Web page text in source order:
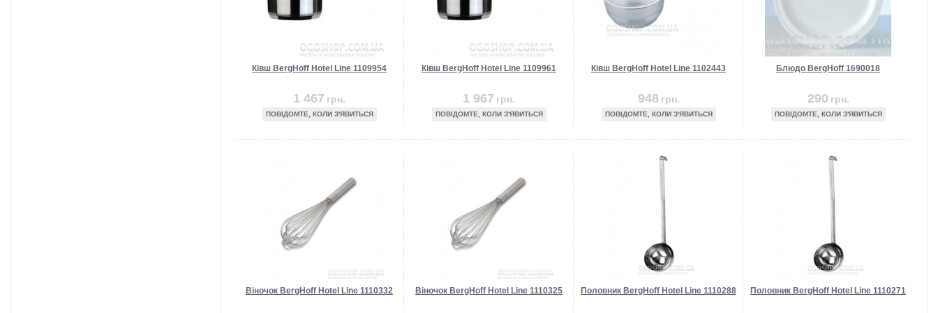
Ківш BergHoff Hotel Line 1109954
1 467 грн.
ПОВІДОМТЕ, КОЛИ З'ЯВИТЬСЯ
Ківш BergHoff Hotel Line 1109961
1 967 грн.
ПОВІДОМТЕ, КОЛИ З'ЯВИТЬСЯ
Ківш BergHoff Hotel Line 1102443
948 грн.
ПОВІДОМТЕ, КОЛИ З'ЯВИТЬСЯ
Блюдо BergHoff 1690018
290 грн.
ПОВІДОМТЕ, КОЛИ З'ЯВИТЬСЯ
Віночок BergHoff Hotel Line 1110332 Віночок BergHoff Hotel Line 1110325 Половник BergHoff Hotel Line 1110288 Половник BergHoff Hotel Line 1110271